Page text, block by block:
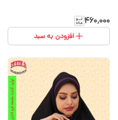
۴۶۰٬۰۰۰
افزودن به سبد